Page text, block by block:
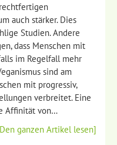
auch stärker. Dies
Studien. Andere
dass Menschen mit
im Regelfall mehr
sind am
mit progressiv,
verbreitet. Eine
Affinität von…
ganzen Artikel lesen]